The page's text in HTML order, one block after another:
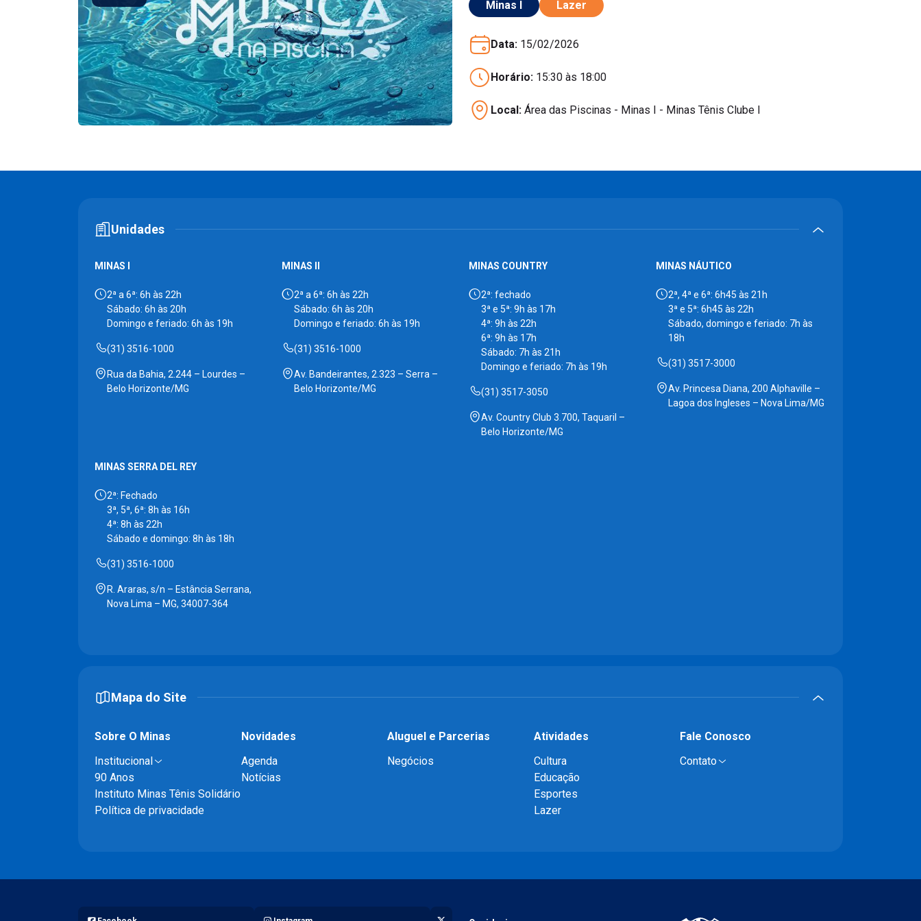
Minas I Lazer
Data: 15/02/2026
Horário: 15:30 às 18:00
Local: Área das Piscinas - Minas I - Minas Tênis Clube I
Unidades
MINAS I
2ª a 6ª: 6h às 22h
Sábado: 6h às 20h
Domingo e feriado: 6h às 19h
(31) 3516-1000
Rua da Bahia, 2.244 – Lourdes –
Belo Horizonte/MG
MINAS II
2ª a 6ª: 6h às 22h
Sábado: 6h às 20h
Domingo e feriado: 6h às 19h
(31) 3516-1000
Av. Bandeirantes, 2.323 – Serra –
Belo Horizonte/MG
MINAS COUNTRY
2ª: fechado
3ª e 5ª: 9h às 17h
4ª: 9h às 22h
6ª: 9h às 17h
Sábado: 7h às 21h
Domingo e feriado: 7h às 19h
(31) 3517-3050
Av. Country Club 3.700, Taquaril –
Belo Horizonte/MG
MINAS NÁUTICO
2ª, 4ª e 6ª: 6h45 às 21h
3ª e 5ª: 6h45 às 22h
Sábado, domingo e feriado: 7h às
18h
(31) 3517-3000
Av. Princesa Diana, 200 Alphaville –
Lagoa dos Ingleses – Nova Lima/MG
MINAS SERRA DEL REY
2ª: Fechado
3ª, 5ª, 6ª: 8h às 16h
4ª: 8h às 22h
Sábado e domingo: 8h às 18h
(31) 3516-1000
R. Araras, s/n – Estância Serrana,
Nova Lima – MG, 34007-364
Mapa do Site
Sobre O Minas
Institucional
90 Anos
Instituto Minas Tênis Solidário
Política de privacidade
Novidades
Agenda
Notícias
Aluguel e Parcerias
Negócios
Atividades
Cultura
Educação
Esportes
Lazer
Fale Conosco
Contato